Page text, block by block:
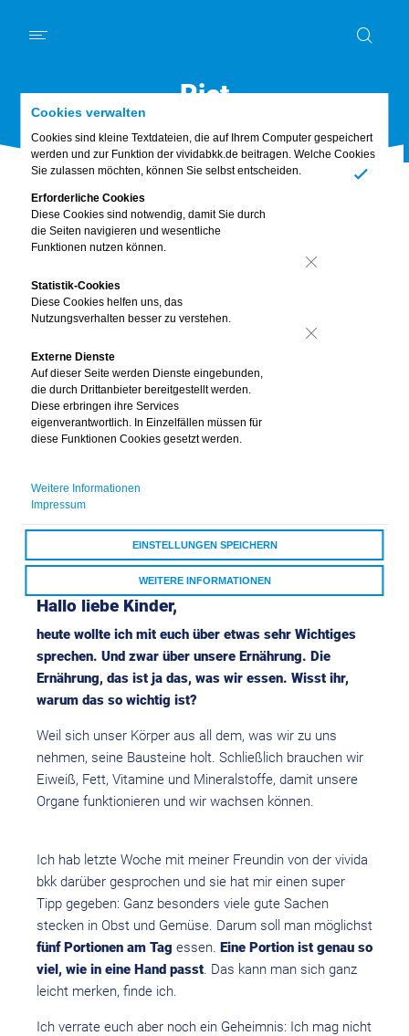
Cookies verwalten
Cookies sind kleine Textdateien, die auf Ihrem Computer gespeichert
werden und zur Funktion der vividabkk.de beitragen. Welche Cookies
Sie zulassen möchten, können Sie selbst entscheiden.
Erforderliche Cookies
Diese Cookies sind notwendig, damit Sie durch
die Seiten navigieren und wesentliche
Funktionen nutzen können.
Statistik-Cookies
Diese Cookies helfen uns, das
Nutzungsverhalten besser zu verstehen.
Externe Dienste
Auf dieser Seite werden Dienste eingebunden,
die durch Drittanbieter bereitgestellt werden.
Diese erbringen ihre Services
eigenverantwortlich. In Einzelfällen müssen für
diese Funktionen Cookies gesetzt werden.
Weitere Informationen
Impressum
EINSTELLUNGEN SPEICHERN
WEITERE INFORMATIONEN
ALLE COOKIES AKZEPTIEREN
Piet
Piet isst Obst und Gemüse
Hallo liebe Kinder,
heute wollte ich mit euch über etwas sehr Wichtiges
sprechen. Und zwar über unsere Ernährung. Die
Ernährung, das ist ja das, was wir essen. Wisst ihr,
warum das so wichtig ist?
Weil sich unser Körper aus all dem, was wir zu uns
nehmen, seine Bausteine holt. Schließlich brauchen wir
Eiweiß, Fett, Vitamine und Mineralstoffe, damit unsere
Organe funktionieren und wir wachsen können.
Ich hab letzte Woche mit meiner Freundin von der vivida
bkk darüber gesprochen und sie hat mir einen super
Tipp gegeben: Ganz besonders viele gute Sachen
stecken in Obst und Gemüse. Darum soll man möglichst
fünf Portionen am Tag essen. Eine Portion ist genau so
viel, wie in eine Hand passt. Das kann man sich ganz
leicht merken, finde ich.
Ich verrate euch aber noch ein Geheimnis: Ich mag nicht
Bewusst leben